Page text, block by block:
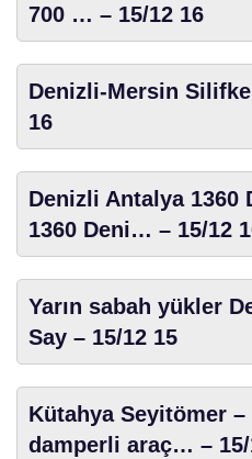
700 … – 15/12 16
Denizli-Mersin
16
Denizli Antalya 1360
1360 Deni… – 15/12
Yarın sabah yükler
Say – 15/12 15
Kütahya Seyitömer –
damperli araç… – 15/